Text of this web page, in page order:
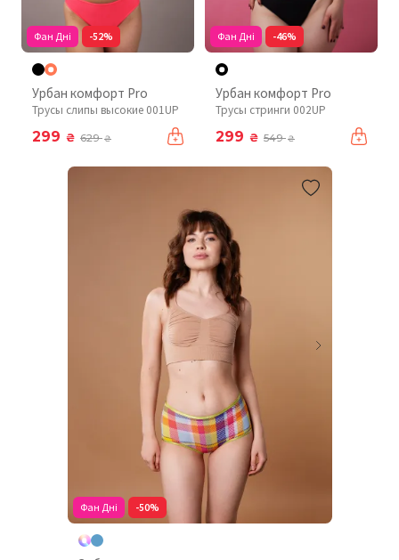
Фан Дні -52%
Урбан комфорт Pro
Трусы слипы высокие 001UP
299 ₴ 629₴
Фан Дні -46%
Урбан комфорт Pro
Трусы стринги 002UP
299 ₴ 549₴
Фан Дні -50%